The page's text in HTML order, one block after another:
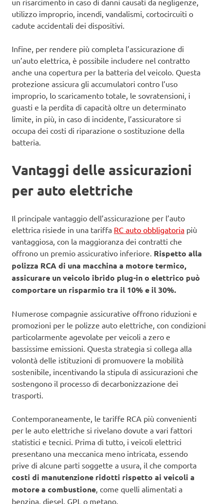
un risarcimento in caso di danni causati da negligenze,
utilizzo improprio, incendi, vandalismi, cortocircuiti o
cadute accidentali dei dispositivi.
Infine, per rendere più completa l’assicurazione di
un’auto elettrica, è possibile includere nel contratto
anche una copertura per la batteria del veicolo. Questa
protezione assicura gli accumulatori contro l’uso
improprio, lo scaricamento totale, le sovratensioni, i
guasti e la perdita di capacità oltre un determinato
limite, in più, in caso di incidente, l’assicuratore si
occupa dei costi di riparazione o sostituzione della
batteria.
Vantaggi delle assicurazioni
per auto elettriche
Il principale vantaggio dell’assicurazione per l’auto
elettrica risiede in una tariffa RC auto obbligatoria più
vantaggiosa, con la maggioranza dei contratti che
offrono un premio assicurativo inferiore. Rispetto alla
polizza RCA di una macchina a motore termico,
assicurare un veicolo ibrido plug-in o elettrico può
comportare un risparmio tra il 10% e il 30%.
Numerose compagnie assicurative offrono riduzioni e
promozioni per le polizze auto elettriche, con condizioni
particolarmente agevolate per veicoli a zero e
bassissime emissioni. Questa strategia si collega alla
volontà delle istituzioni di promuovere la mobilità
sostenibile, incentivando la stipula di assicurazioni che
sostengono il processo di decarbonizzazione dei
trasporti.
Contemporaneamente, le tariffe RCA più convenienti
per le auto elettriche si rivelano dovute a vari fattori
statistici e tecnici. Prima di tutto, i veicoli elettrici
presentano una meccanica meno intricata, essendo
prive di alcune parti soggette a usura, il che comporta
costi di manutenzione ridotti rispetto ai veicoli a
motore a combustione, come quelli alimentati a
benzina, diesel, GPL o metano.